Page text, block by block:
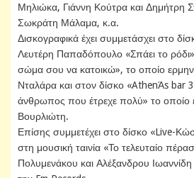
Μηλιώκα, Γιάννη Κούτρα και Δημήτρη
Σωκράτη Μάλαμα, κ.α.
Δισκογραφικά έχει συμμετάσχει στο
Λευτέρη Παπαδόπουλο «Σπάει το
σώμα σου να κατοικώ», το οποίο
Νταλάρα και στον δίσκο «AthenΆs bar
άνθρωπος που έτρεχε πολύ» το οποίο
Βουρλιώτη.
Επίσης συμμετέχει στο δίσκο «Live-
στη μουσική ταινία «Το τελευταίο
Πολυμενάκου και Αλέξανδρου